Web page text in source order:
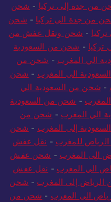
من جدة إلى تركيا - شحن
من جدة الى تركيا - شحن
- شحن ونقل عفش من
- شحن من السعودية
الي المغرب - شحن من
الى المغرب - شحن
- شحن من السعودية الي
- شحن من السعودية
الي المغرب - شحن من
إلى المغرب - شحن
للمغرب - نقل عفش
الى المغرب - شحن عفش
الي المغرب - نقل عفش
إلى المغرب - شحن
الى المغرب - شحن من